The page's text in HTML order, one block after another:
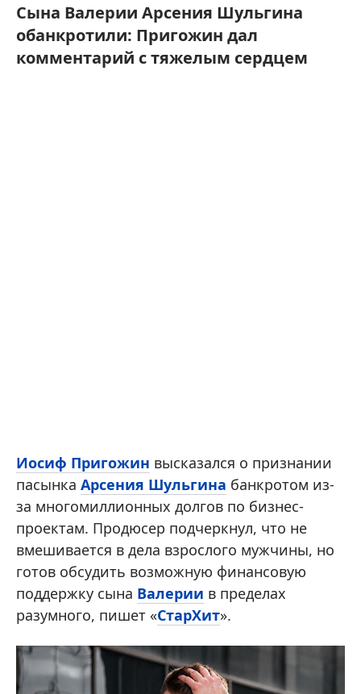
Сына Валерии Арсения Шульгина
обанкротили: Пригожин дал
комментарий с тяжелым сердцем
Иосиф Пригожин высказался о признании
пасынка Арсения Шульгина банкротом из-
за многомиллионных долгов по бизнес-
проектам. Продюсер подчеркнул, что не
вмешивается в дела взрослого мужчины, но
готов обсудить возможную финансовую
поддержку сына Валерии в пределах
разумного, пишет «СтарХит».